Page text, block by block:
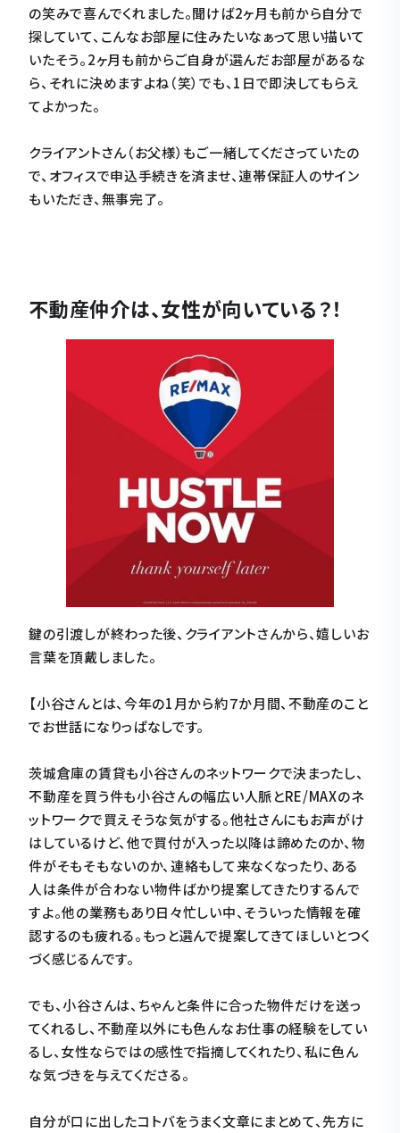
の笑みで喜んでくれました。聞けば2ヶ月も前から自分で
探していて、こんなお部屋に住みたいなぁって思い描いて
いたそう。2ヶ月も前からご自身が選んだお部屋があるな
ら、それに決めますよね（笑）でも、1日で即決してもらえ
てよかった。
クライアントさん（お父様）もご一緒してくださっていたの
で、オフィスで申込手続きを済ませ、連帯保証人のサイン
もいただき、無事完了。
不動産仲介は、女性が向いている？！
鍵の引渡しが終わった後、クライアントさんから、嬉しいお
言葉を頂戴しました。
【小谷さんとは、今年の1月から約７か月間、不動産のこと
でお世話になりっぱなしです。
茨城倉庫の賃貸も小谷さんのネットワークで決まったし、
不動産を買う件も小谷さんの幅広い人脈とRE/MAXのネ
ットワークで買えそうな気がする。他社さんにもお声がけ
はしているけど、他で買付が入った以降は諦めたのか、物
件がそもそもないのか、連絡もして来なくなったり、ある
人は条件が合わない物件ばかり提案してきたりするんで
すよ。他の業務もあり日々忙しい中、そういった情報を確
認するのも疲れる。もっと選んで提案してきてほしいとつく
づく感じるんです。
でも、小谷さんは、ちゃんと条件に合った物件だけを送っ
てくれるし、不動産以外にも色んなお仕事の経験をしてい
るし、女性ならではの感性で指摘してくれたり、私に色ん
な気づきを与えてくださる。
自分が口に出したコトバをうまく文章にまとめて、先方に